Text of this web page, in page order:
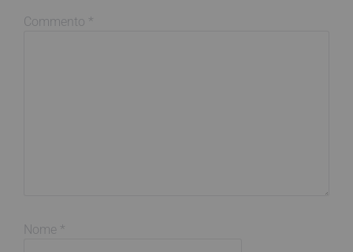
Commento *
Nome *